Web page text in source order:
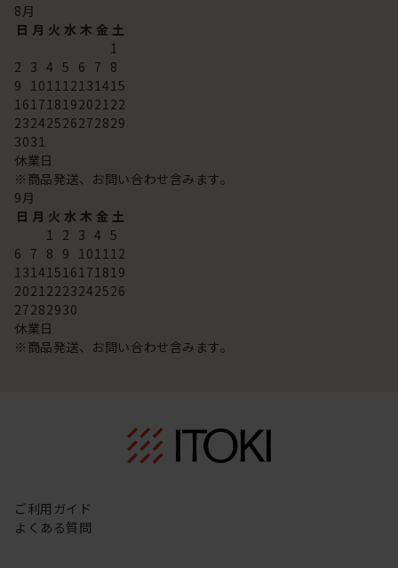
8 月
日 月 火 水 木 金 土
1
2 3 4 5 6 7 8
9
10 11 12 13 14 15
16 17 18 192021 22
23242526272829
3031
休業日
※商品発送、お問い合わせ含みます。
9 月
日 月 火 水 木 金 土
1
2 3 4 5
6 7 8 9 10 11 12
13 14 15 16 17 18 19
2021 2223242526
27282930
休業日
※商品発送、お問い合わせ含みます。
ご利用ガイド
よくある質問